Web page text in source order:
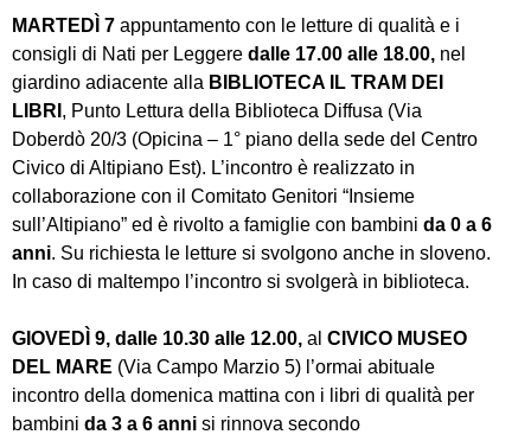
MARTEDÌ 7 appuntamento con le letture di qualità e i
consigli di Nati per Leggere dalle 17.00 alle 18.00, nel
giardino adiacente alla BIBLIOTECA IL TRAM DEI
LIBRI , Punto Lettura della Biblioteca Diffusa (Via
Doberdò 20/3 (Opicina – 1° piano della sede del Centro
Civico di Altipiano Est). L’incontro è realizzato in
collaborazione con il Comitato Genitori “Insieme
sull’Altipiano” ed è rivolto a famiglie con bambini da 0 a 6
anni. Su richiesta le letture si svolgono anche in sloveno.
In caso di maltempo l’incontro si svolgerà in biblioteca.
GIOVEDÌ 9, dalle 10.30 alle 12.00, al CIVICO MUSEO
DEL MARE (Via Campo Marzio 5) l’ormai abituale
incontro della domenica mattina con i libri di qualità per
bambini da 3 a 6 anni si rinnova secondo